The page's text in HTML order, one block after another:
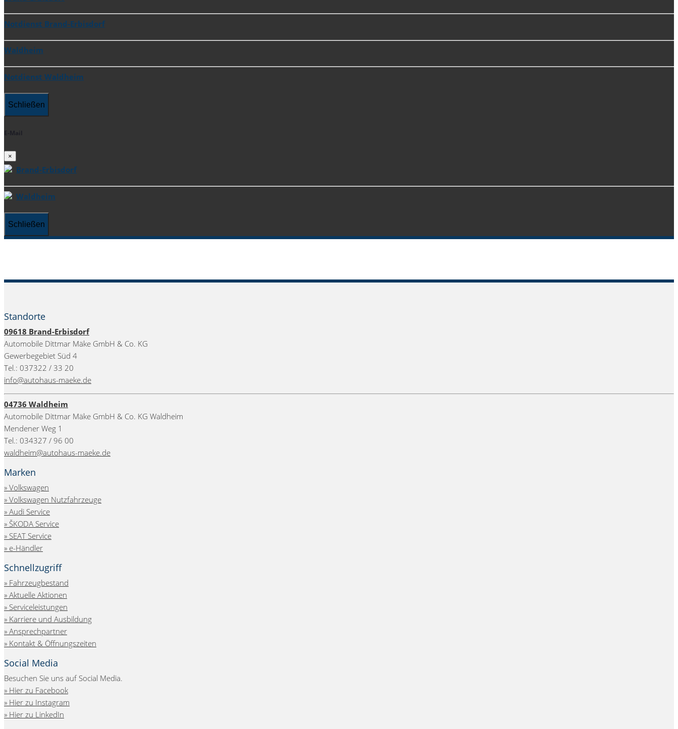
Notdienst Brand-Erbisdorf
Waldheim
Notdienst Waldheim
Schließen
E-Mail
×
Brand-Erbisdorf
Waldheim
Schließen
Standorte
09618 Brand-Erbisdorf
Automobile Dittmar Mäke GmbH & Co. KG
Gewerbegebiet Süd 4
Tel.: 037322 / 33 20
info@autohaus-maeke.de
04736 Waldheim
Automobile Dittmar Mäke GmbH & Co. KG Waldheim
Mendener Weg 1
Tel.: 034327 / 96 00
waldheim@autohaus-maeke.de
Marken
» Volkswagen
» Volkswagen Nutzfahrzeuge
» Audi Service
» ŠKODA Service
» SEAT Service
» e-Händler
Schnellzugriff
Fahrzeugbestand
Aktuelle Aktionen
Serviceleistungen
Karriere und Ausbildung
Ansprechpartner
Kontakt & Öffnungszeiten
Social Media
Besuchen Sie uns auf Social Media.
Hier zu Facebook
Hier zu Instagram
Hier zu LinkedIn